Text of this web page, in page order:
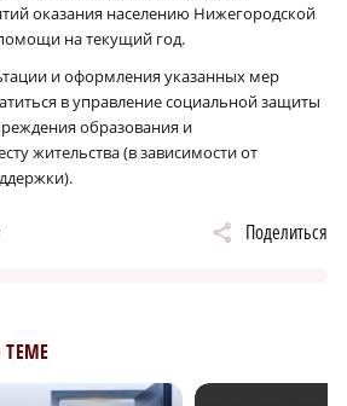
оказания населению Нижегородской
на текущий год.
и оформления указанных мер
в управление социальной защиты
образования и
жительства (в зависимости от
Поделиться
ТЕМЕ